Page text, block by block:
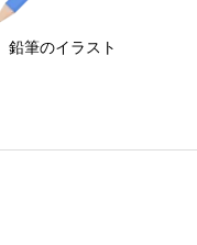
鉛筆のイラスト